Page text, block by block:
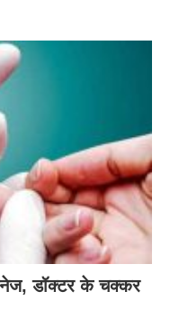
डॉक्टर के चक्कर